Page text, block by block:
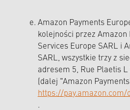
Amazon Payments
kolejności przez Amazon
Services Europe SARL i
SARL, wszystkie trzy z
adresem 5, Rue Plaetis
(dalej "Amazon
https://
.